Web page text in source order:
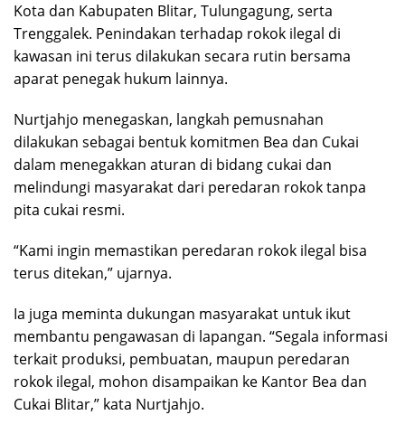
Kota dan Kabupaten Blitar, Tulungagung, serta
Trenggalek. Penindakan terhadap rokok ilegal di
kawasan ini terus dilakukan secara rutin bersama
aparat penegak hukum lainnya.
Nurtjahjo menegaskan, langkah pemusnahan
dilakukan sebagai bentuk komitmen Bea dan Cukai
dalam menegakkan aturan di bidang cukai dan
melindungi masyarakat dari peredaran rokok tanpa
pita cukai resmi.
“Kami ingin memastikan peredaran rokok ilegal bisa
terus ditekan,” ujarnya.
Ia juga meminta dukungan masyarakat untuk ikut
membantu pengawasan di lapangan. “Segala informasi
terkait produksi, pembuatan, maupun peredaran
rokok ilegal, mohon disampaikan ke Kantor Bea dan
Cukai Blitar,” kata Nurtjahjo.